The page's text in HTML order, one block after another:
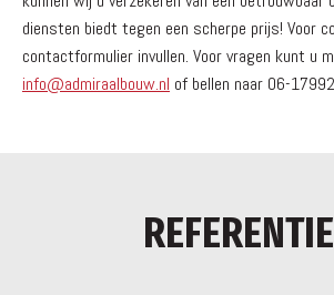
diensten biedt tegen een scherpe prijs! Voor
contactformulier invullen. Voor vragen kunt u
info@admiraalbouw.nl of bellen naar 06-